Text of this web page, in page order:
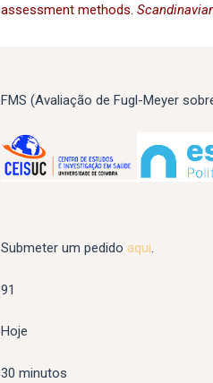
assessment methods.
FMS (Avaliação de Fugl-Meyer
Submeter um pedido aqui.
91
Hoje
30 minutos